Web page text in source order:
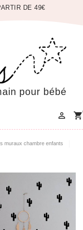
DE 49€
pour bébé
 shopping_cart
muraux chambre enfants